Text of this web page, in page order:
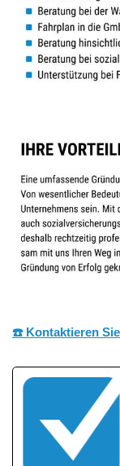
☎️ Kontaktieren